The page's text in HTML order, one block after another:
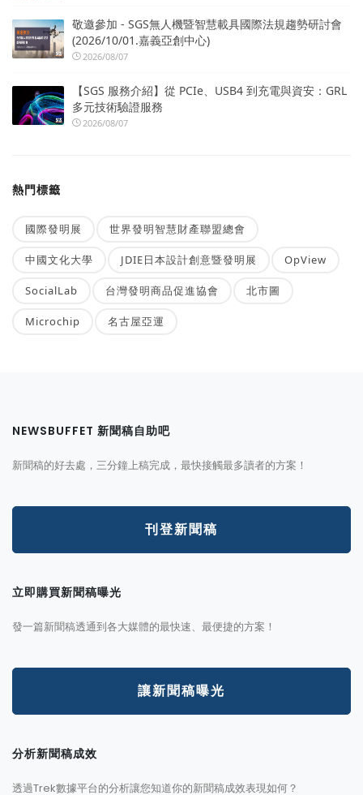
敬邀參加 - SGS無人機暨智慧載具國際法規趨勢研討會
(2026/10/01.嘉義亞創中心)
2026/08/07
【SGS 服務介紹】從 PCIe、USB4 到充電與資安：GRL
多元技術驗證服務
2026/08/07
熱門標籤
國際發明展 世界發明智慧財產聯盟總會
中國文化大學 JDIE日本設計創意暨發明展 OpView
SocialLab 台灣發明商品促進協會 北市圖
Microchip 名古屋亞運
NEWSBUFFET 新聞稿自助吧
新聞稿的好去處，三分鐘上稿完成，最快接觸最多讀者的方案！
刊登新聞稿
立即購買新聞稿曝光
發一篇新聞稿透通到各大媒體的最快速、最便捷的方案！
讓新聞稿曝光
分析新聞稿成效
透過Trek數據平台的分析讓您知道你的新聞稿成效表現如何？